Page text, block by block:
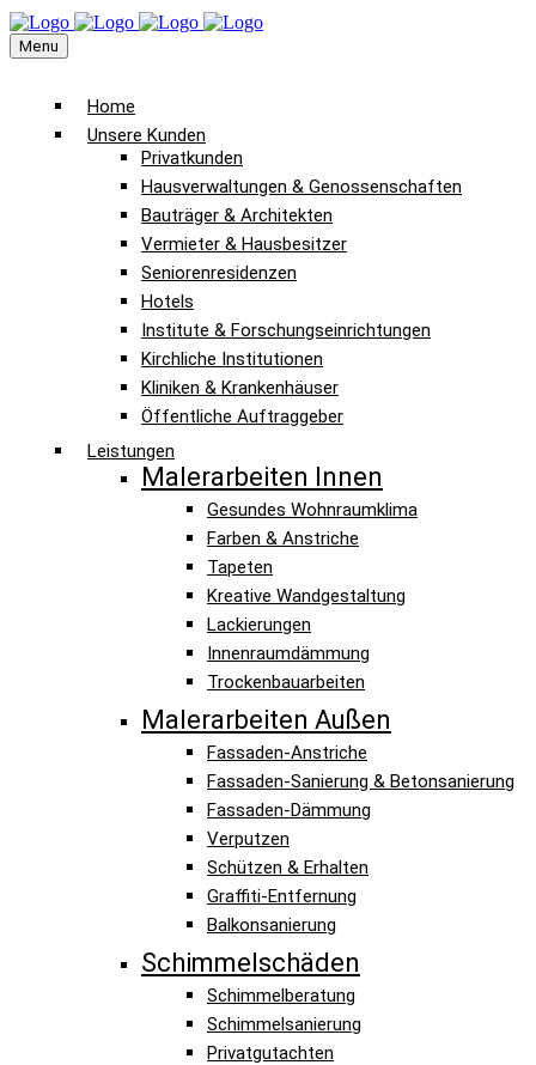
Menu
Home
Unsere Kunden
Privatkunden
Hausverwaltungen & Genossenschaften
Bauträger & Architekten
Vermieter & Hausbesitzer
Seniorenresidenzen
Hotels
Institute & Forschungseinrichtungen
Kirchliche Institutionen
Kliniken & Krankenhäuser
Öffentliche Auftraggeber
Leistungen
Malerarbeiten Innen
Gesundes Wohnraumklima
Farben & Anstriche
Tapeten
Kreative Wandgestaltung
Lackierungen
Innenraumdämmung
Trockenbauarbeiten
Malerarbeiten Außen
Fassaden-Anstriche
Fassaden-Sanierung & Betonsanierung
Fassaden-Dämmung
Verputzen
Schützen & Erhalten
Graffiti-Entfernung
Balkonsanierung
Schimmelschäden
Schimmelberatung
Schimmelsanierung
Privatgutachten